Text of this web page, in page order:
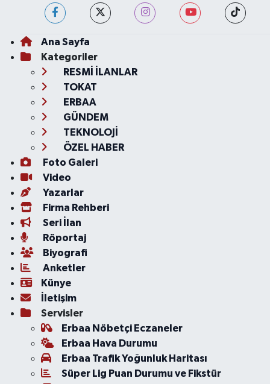
Ana Sayfa
Kategoriler
RESMİ İLANLAR
TOKAT
ERBAA
GÜNDEM
TEKNOLOJİ
ÖZEL HABER
Foto Galeri
Video
Yazarlar
Firma Rehberi
Seri İlan
Röportaj
Biyografi
Anketler
Künye
İletişim
Servisler
Erbaa Nöbetçi Eczaneler
Erbaa Hava Durumu
Erbaa Trafik Yoğunluk Haritası
Süper Lig Puan Durumu ve Fikstür